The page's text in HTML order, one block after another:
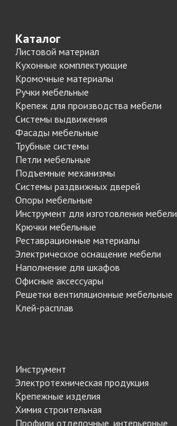
Каталог
Листовой материал
Кухонные комплектующие
Кромочные материалы
Ручки мебельные
Крепеж для производства мебели
Системы выдвижения
Фасады мебельные
Трубные системы
Петли мебельные
Подъемные механизмы
Системы раздвижных дверей
Опоры мебельные
Инструмент для изготовления мебели
Крючки мебельные
Реставрационные материалы
Электрическое оснащение мебели
Наполнение для шкафов
Офисные аксессуары
Решетки вентиляционные мебельные
Клей-расплав
Инструмент
Электротехническая продукция
Крепежные изделия
Химия строительная
Профили отделочные, интерьерные